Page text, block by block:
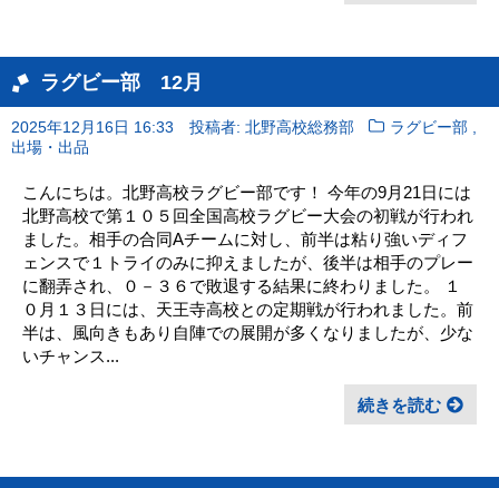
ラグビー部 12月
2025年12月16日 16:33 投稿者: 北野高校総務部 ラグビー部
出場・出品
こんにちは。北野高校ラグビー部です！ 今年の9月21日には
北野高校で第１０５回全国高校ラグビー大会の初戦が行われ
ました。相手の合同Aチームに対し、前半は粘り強いディフ
ェンスで１トライのみに抑えましたが、後半は相手のプレー
に翻弄され、０－３６で敗退する結果に終わりました。 １
０月１３日には、天王寺高校との定期戦が行われました。前
半は、風向きもあり自陣での展開が多くなりましたが、少な
いチャンス...
続きを読む